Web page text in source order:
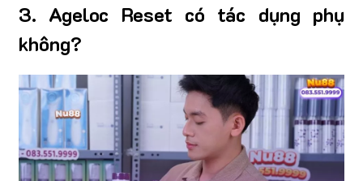
3. Ageloc Reset có tác dụng phụ
không?